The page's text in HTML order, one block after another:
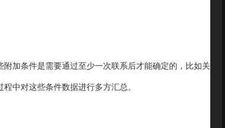
加条件是需要通过至少一次联系后才能确定的，比如关
中对这些条件数据进行多方汇总。